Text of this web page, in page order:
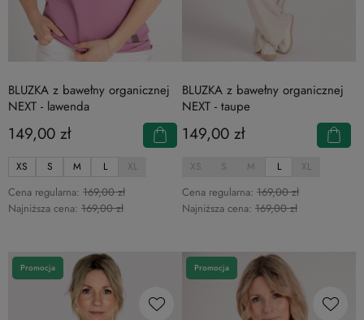
BLUZKA z bawełny organicznej
NEXT - lawenda
149,00 zł
Cena regularna: 169,00 zł
Najniższa cena: 169,00 zł
XS S M L XL
BLUZKA z bawełny organicznej
NEXT - taupe
149,00 zł
Cena regularna: 169,00 zł
Najniższa cena: 169,00 zł
XS S M L XL
Promocja Promocja